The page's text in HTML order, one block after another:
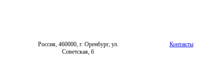
Россия, 460000, г. Оренбург, ул.
Советская, 6
Контакты